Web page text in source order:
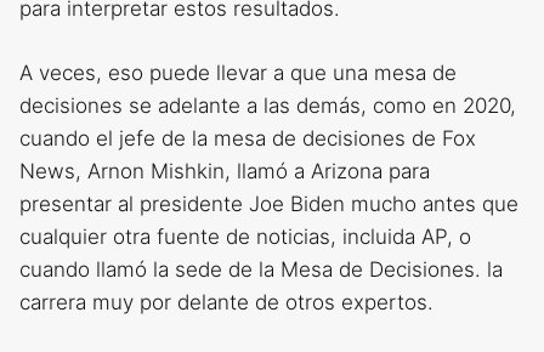
para interpretar estos resultados.
A veces, eso puede llevar a que una mesa de
decisiones se adelante a las demás, como en 2020,
cuando el jefe de la mesa de decisiones de Fox
News, Arnon Mishkin, llamó a Arizona para
presentar al presidente Joe Biden mucho antes que
cualquier otra fuente de noticias, incluida AP, o
cuando llamó la sede de la Mesa de Decisiones. la
carrera muy por delante de otros expertos.